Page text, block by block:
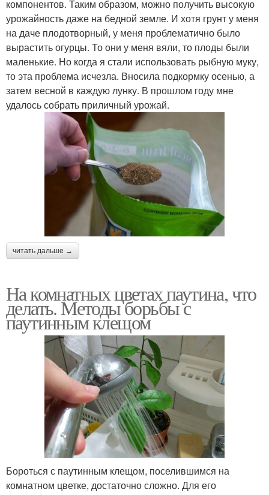
компонентов. Таким образом, можно получить высокую
урожайность даже на бедной земле. И хотя грунт у меня
на даче плодотворный, у меня проблематично было
вырастить огурцы. То они у меня вяли, то плоды были
маленькие. Но когда я стали использовать рыбную муку,
то эта проблема исчезла. Вносила подкормку осенью, а
затем весной в каждую лунку. В прошлом году мне
удалось собрать приличный урожай.
читать дальше →
На комнатных цветах паутина, что
делать. Методы борьбы с
паутинным клещом
Бороться с паутинным клещом, поселившимся на
комнатном цветке, достаточно сложно. Для его